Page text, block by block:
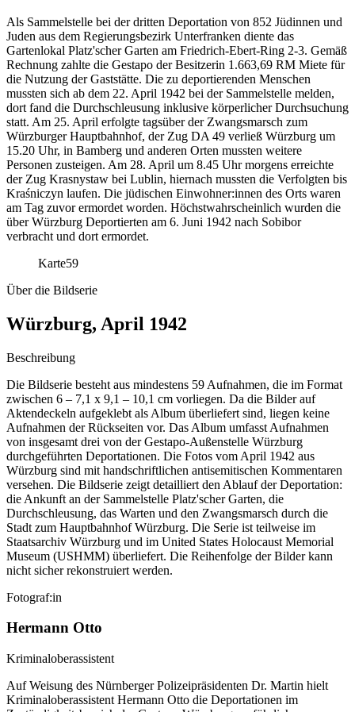
Als Sammelstelle bei der dritten Deportation von 852 Jüdinnen und
Juden aus dem Regierungsbezirk Unterfranken diente das
Gartenlokal Platz'scher Garten am Friedrich-Ebert-Ring 2-3. Gemäß
Rechnung zahlte die Gestapo der Besitzerin 1.663,69 RM Miete für
die Nutzung der Gaststätte. Die zu deportierenden Menschen
mussten sich ab dem 22. April 1942 bei der Sammelstelle melden,
dort fand die Durchschleusung inklusive körperlicher Durchsuchung
statt. Am 25. April erfolgte tagsüber der Zwangsmarsch zum
Würzburger Hauptbahnhof, der Zug DA 49 verließ Würzburg um
15.20 Uhr, in Bamberg und anderen Orten mussten weitere
Personen zusteigen. Am 28. April um 8.45 Uhr morgens erreichte
der Zug Krasnystaw bei Lublin, hiernach mussten die Verfolgten bis
Kraśniczyn laufen. Die jüdischen Einwohner:innen des Orts waren
am Tag zuvor ermordet worden. Höchstwahrscheinlich wurden die
über Würzburg Deportierten am 6. Juni 1942 nach Sobibor
verbracht und dort ermordet.
Karte59
Über die Bildserie
Würzburg, April 1942
Beschreibung
Die Bildserie besteht aus mindestens 59 Aufnahmen, die im Format
zwischen 6 – 7,1 x 9,1 – 10,1 cm vorliegen. Da die Bilder auf
Aktendeckeln aufgeklebt als Album überliefert sind, liegen keine
Aufnahmen der Rückseiten vor. Das Album umfasst Aufnahmen
von insgesamt drei von der Gestapo-Außenstelle Würzburg
durchgeführten Deportationen. Die Fotos vom April 1942 aus
Würzburg sind mit handschriftlichen antisemitischen Kommentaren
versehen. Die Bildserie zeigt detailliert den Ablauf der Deportation:
die Ankunft an der Sammelstelle Platz'scher Garten, die
Durchschleusung, das Warten und den Zwangsmarsch durch die
Stadt zum Hauptbahnhof Würzburg. Die Serie ist teilweise im
Staatsarchiv Würzburg und im United States Holocaust Memorial
Museum (USHMM) überliefert. Die Reihenfolge der Bilder kann
nicht sicher rekonstruiert werden.
Fotograf:in
Hermann Otto
Kriminaloberassistent
Auf Weisung des Nürnberger Polizeipräsidenten Dr. Martin hielt
Kriminaloberassistent Hermann Otto die Deportationen im